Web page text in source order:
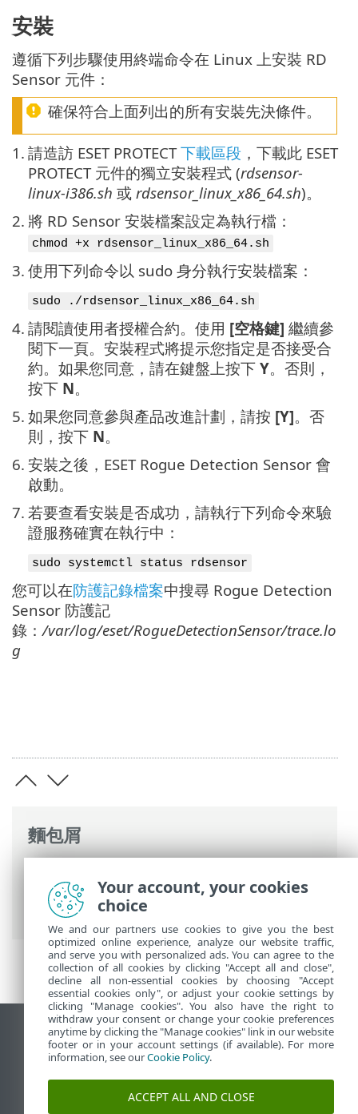
麵包屑
安裝>Linux 中的元件安裝 > rogue
detection sensor 安裝 - Linux
安裝
遵循下列步驟使用終端命令在 Linux 上安裝 RD
Sensor 元件：
確保符合上面列出的所有安裝先決條件。
1. 請造訪 ESET PROTECT下載區段 ，下載此 ESET
PROTECT 元件的獨立安裝程式 (rdsensor-
linux-i386.sh 或 rdsensor_linux_x86_64.sh)。
2. 將 RD Sensor 安裝檔案設定為執行檔：
chmod +x rdsensor_linux_x86_64.sh
3. 使用下列命令以 sudo 身分執行安裝檔案：
sudo ./rdsensor_linux_x86_64.sh
4. 請閱讀使用者授權合約。使用 [空格鍵] 繼續參
閱下一頁。安裝程式將提示您指定是否接受合
約。如果您同意，請在鍵盤上按下 Y。否則，
按下 N。
5. 如果您同意參與產品改進計劃，請按 [Y]。否
則，按下 N。
6. 安裝之後，ESET Rogue Detection Sensor 會
啟動。
7. 若要查看安裝是否成功，請執行下列命令來驗
證服務確實在執行中：
sudo systemctl status rdsensor
您可以在防護記錄檔案中搜尋 Rogue Detection
Sensor 防護記
錄： /var/log/eset/RogueDetectionSensor/trace.lo
g
檢視桌面網站
End of Life
ESET 知識庫
Your account, your cookies
choice
We and our partners use cookies to give you the best
optimized online experience, analyze our website traffic,
and serve you with personalized ads. You can agree to the
collection of all cookies by clicking "Accept all and close",
decline all non-essential cookies by choosing "Accept
essential cookies only", or adjust your cookie settings by
clicking "Manage cookies". You also have the right to
withdraw your consent or change your cookie preferences
anytime by clicking the "Manage cookies" link in our website
footer or in your account settings (if available). For more
information, see ourCookie Policy.
ACCEPT ALL AND CLOSE